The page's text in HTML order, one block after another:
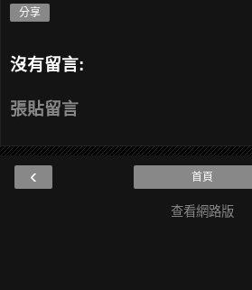
分享
沒有留言:
張貼留言
‹ 首頁
查看網路版